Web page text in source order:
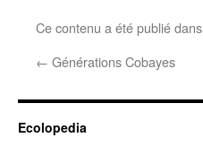
Ce contenu a été publié dans
← Générations Cobayes
Ecolopedia